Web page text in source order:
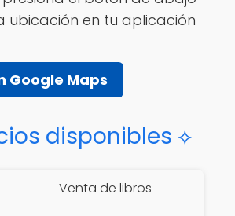
ubicación en tu aplicación
Google Maps
disponibles ⟡
Venta de libros